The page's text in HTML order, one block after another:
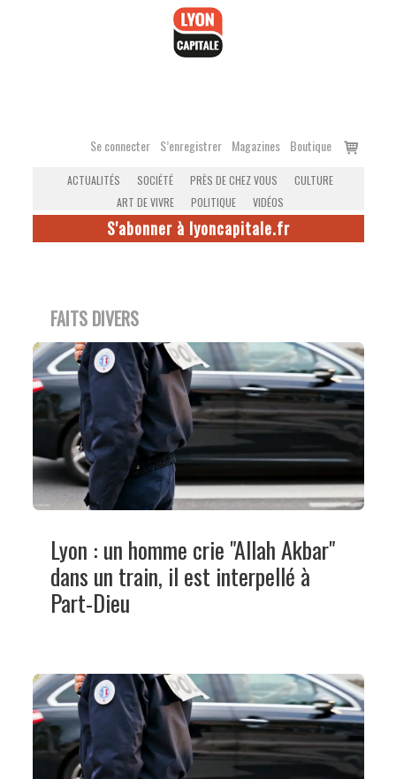
Se connecter S’enregistrer Magazines Boutique
Voir
ACTUALITÉS SOCIÉTÉ PRÈS DE CHEZ VOUS
CULTURE
ART DE VIVRE
POLITIQUE VIDÉOS
S'abonner à lyoncapitale.fr
FAITS DIVERS
Lyon : un homme crie "Allah Akbar"
dans un train, il est interpellé à
Part-Dieu